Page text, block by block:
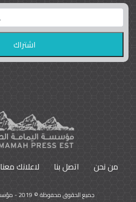
واشنطن بوست واللوبي المزدوج
9793
من نحن اتصل بنا لاعلانك معنا
جميع الحقوق محفوظة © 2019 - مؤسسه اليمامة الصحفية